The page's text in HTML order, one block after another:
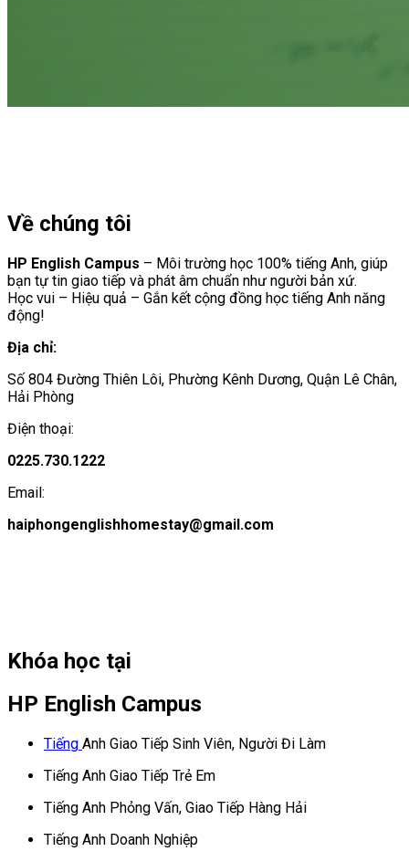
Về chúng tôi
HP English Campus – Môi trường học 100% tiếng Anh, giúp
bạn tự tin giao tiếp và phát âm chuẩn như người bản xứ.
Học vui – Hiệu quả – Gắn kết cộng đồng học tiếng Anh năng
động!
Địa chỉ:
Số 804 Đường Thiên Lôi, Phường Kênh Dương, Quận Lê Chân,
Hải Phòng
Điện thoại:
0225.730.1222
Email:
haiphongenglishhomestay@gmail.com
Khóa học tại
HP English Campus
Tiếng Anh Giao Tiếp Sinh Viên, Người Đi Làm
Tiếng Anh Giao Tiếp Trẻ Em
Tiếng Anh Phỏng Vấn, Giao Tiếp Hàng Hải
Tiếng Anh Doanh Nghiệp